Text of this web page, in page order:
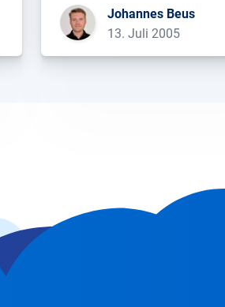
Johannes Beus
13. Juli 2005